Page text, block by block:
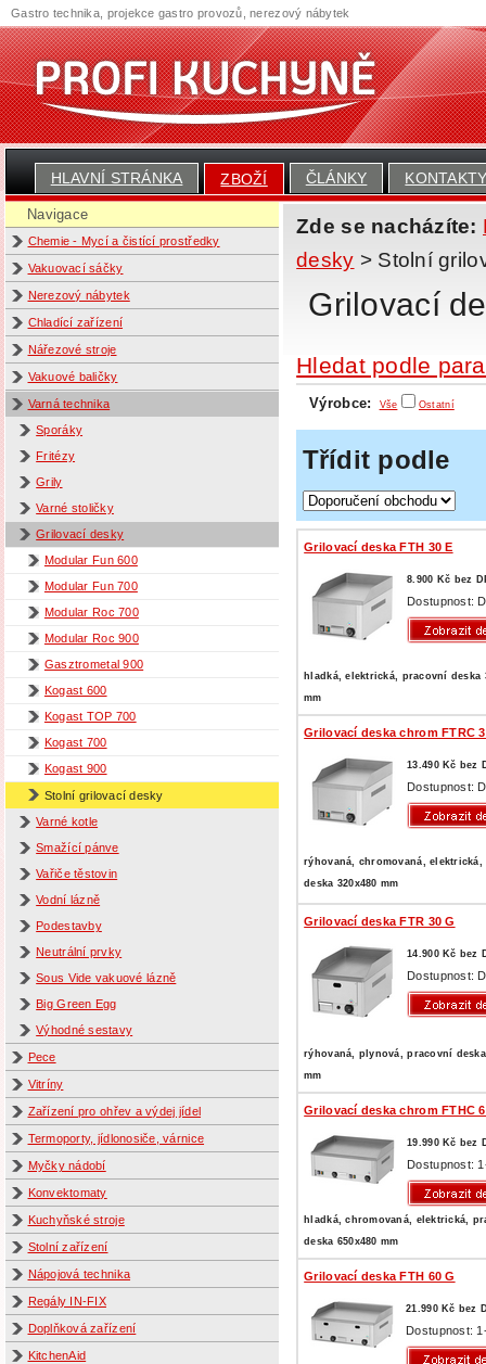
HLAVNÍ STRÁNKA ZBOŽÍ ČLÁNKY
Navigace
Chemie - Mycí a čistící prostředky
Vakuovací sáčky
Nerezový nábytek
Chladící zařízení
Nářezové stroje
Vakuové baličky
Varná technika
Sporáky
Fritézy
Grily
Varné stoličky
Grilovací desky
Modular Fun 600
Modular Fun 700
Modular Roc 700
Modular Roc 900
Gasztrometal 900
Kogast 600
Kogast TOP 700
Kogast 700
Kogast 900
Stolní grilovací desky
Varné kotle
Smažící pánve
Vařiče těstovin
Vodní lázně
Podestavby
Neutrální prvky
Sous Vide vakuové lázně
Big Green Egg
Výhodné sestavy
Pece
Vitríny
Zařízení pro ohřev a výdej jídel
Termoporty, jídlonosiče, várnice
Myčky nádobí
Konvektomaty
Kuchyňské stroje
Stolní zařízení
Nápojová technika
Regály IN-FIX
Doplňková zařízení
KitchenAid
Zde se nacházíte:
desky
> Stolní
Grilovací
Hledat podle
Výrobce: Vše Ostatní
Třídit podle
Grilovací deska FTH 30 E
8.900 Kč bez
Dostupnost:
hladká, elektrická, pracovní deska
mm
Grilovací deska chrom FTRC
13.490 Kč bez
Dostupnost:
rýhovaná, chromovaná,
deska 320x480 mm
Grilovací deska FTR 30 G
14.900 Kč bez
Dostupnost:
rýhovaná, plynová, pracovní deska
mm
Grilovací deska chrom FTHC
19.990 Kč bez
Dostupnost:
hladká, chromovaná, elektrická,
deska 650x480 mm
Grilovací deska FTH 60 G
21.990 Kč bez
Dostupnost:
Gastro technika, projekce gastro provozů, nerezový nábytek